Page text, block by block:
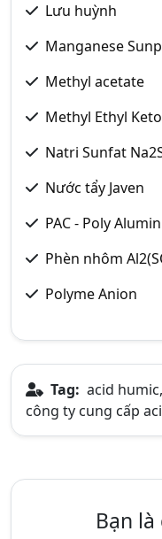
Lưu huỳnh
Manganese
Methyl acetate
Methyl Ethyl
Natri Sunfat
Nước tẩy Javen
PAC - Poly
Phèn nhôm
Polyme Anion
Tag: acid
công ty cung cấp
Bạn